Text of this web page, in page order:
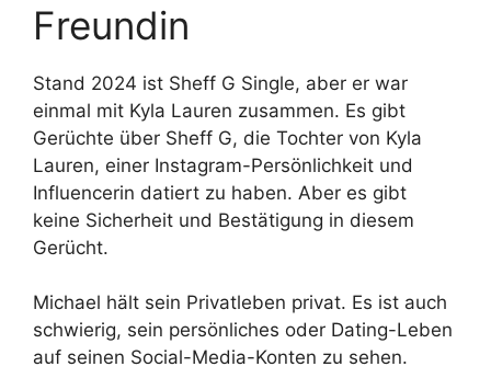
Freundin
Stand 2024 ist Sheff G Single, aber er war
einmal mit Kyla Lauren zusammen. Es gibt
Gerüchte über Sheff G, die Tochter von Kyla
Lauren, einer Instagram-Persönlichkeit und
Influencerin datiert zu haben. Aber es gibt
keine Sicherheit und Bestätigung in diesem
Gerücht.
Michael hält sein Privatleben privat. Es ist auch
schwierig, sein persönliches oder Dating-Leben
auf seinen Social-Media-Konten zu sehen.